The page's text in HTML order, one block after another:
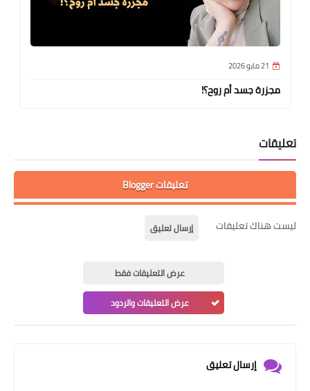
21 مايو 2026
مجزرة جسد أم روح؟!
تعليقات
تعليقات Blogger
ليست هناك تعليقات إرسال تعليق
عرض التعليقات فقط
عرض التعليقات والردود
إرسال تعليق